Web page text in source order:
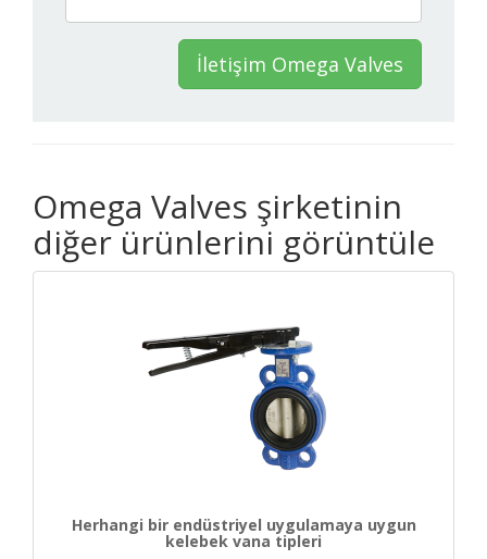
İletişim Omega Valves
Omega Valves şirketinin
diğer ürünlerini görüntüle
Herhangi bir endüstriyel uygulamaya uygun
kelebek vana tipleri